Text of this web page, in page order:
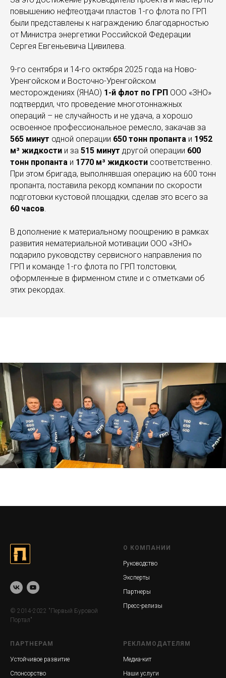
повышению нефтеотдачи пластов 1-го флота по ГРП
были представлены к награждению благодарностью
от Министра энергетики Российской Федерации
Сергея Евгеньевича Цивилева.
9-го сентября и 14-го октября 2025 года на Ново-
Уренгойском и Восточно-Уренгойском
месторождениях (ЯНАО) 1-й флот по ГРП ООО «ЗНО»
подтвердил, что проведение многотоннажных
операций – не случайность и не удача, а хорошо
освоенное профессиональное ремесло, закачав за
565 минут одной операции 650 тонн пропанта и 1952
м³ жидкости и за 515 минут другой операции 600
тонн пропанта и 1770 м³ жидкости соответственно.
При этом бригада, выполнявшая операцию на 600 тонн
пропанта, поставила рекорд компании по скорости
подготовки кустовой площадки, сделав это всего за
60 часов.
В дополнение к материальному поощрению в рамках
развития нематериальной мотивации ООО «ЗНО»
подарило руководству сервисного направления по
ГРП и команде 1-го флота по ГРП толстовки,
оформленные в фирменном стиле и с отметками об
этих рекордах.
© 2014-2022 "Первый Буровой
Портал"
О КОМПАНИИ
Руководство
Эксперты
Партнеры
Пресс-релизы
ПАРТНЕРАМ
Устойчивое развитие
Спонсорство
РЕКЛАМОДАТЕЛЯМ
Медиа-кит
Наши услуги